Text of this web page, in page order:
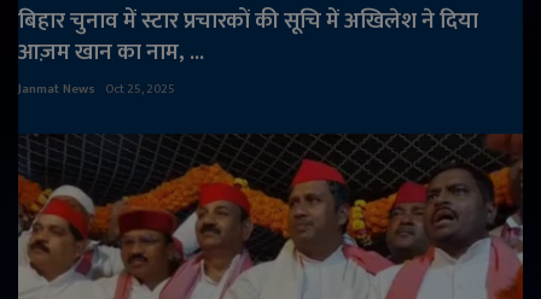
बिहार चुनाव में स्टार प्रचारकों की सूचि में अखिलेश ने दिया
आज़म खान का नाम, ...
Janmat News Oct 25, 2025